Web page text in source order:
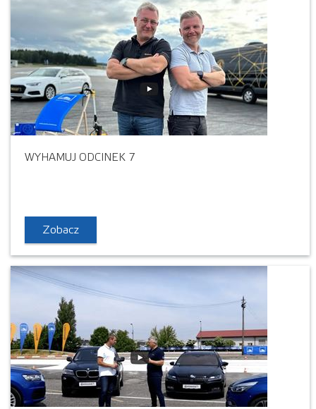
WYHAMUJ ODCINEK 7
Zobacz